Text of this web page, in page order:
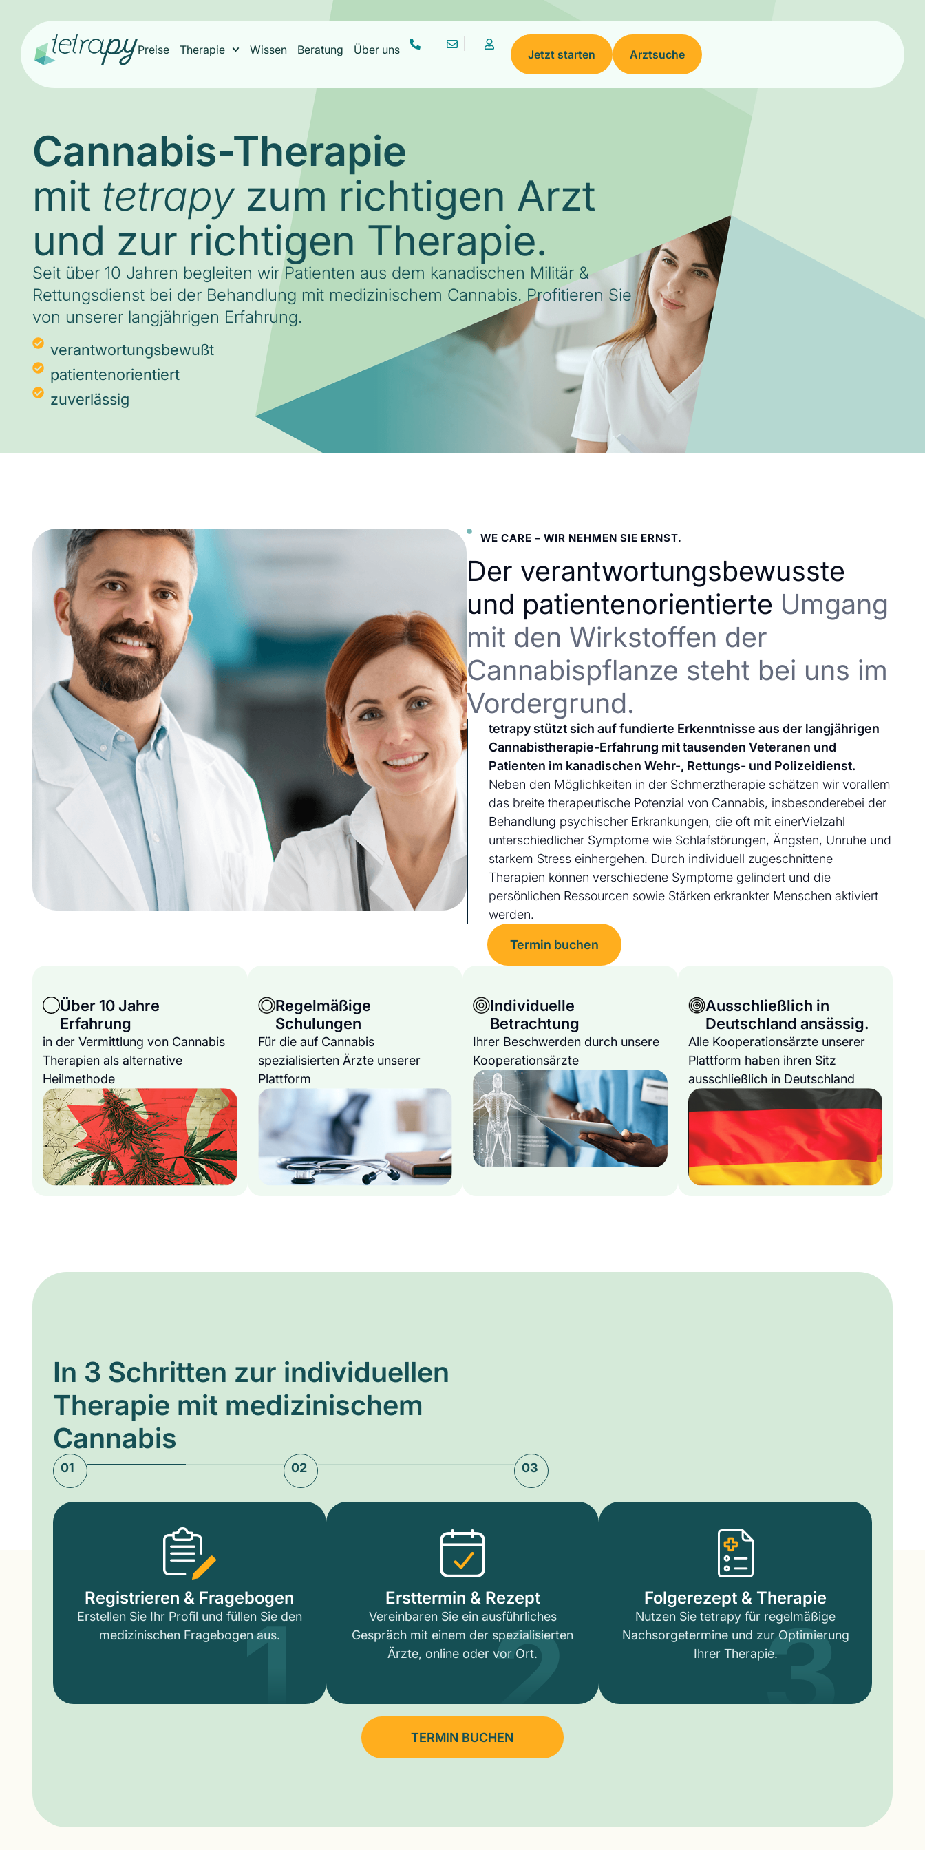
Preise Therapie Wissen Beratung Über uns Jetzt starten Arztsuche
Cannabis-Therapie
mit tetrapyzum richtigen Arzt
und zur richtigen Therapie.
Seit über 10 Jahren begleiten wir Patienten aus dem kanadischen Militär &
Rettungsdienst bei der Behandlung mit medizinischem Cannabis. Profitieren Sie
von unserer langjährigen Erfahrung.
verantwortungsbewußt
patientenorientiert
zuverlässig
WE CARE – WIR NEHMEN SIE ERNST.
Der verantwortungsbewusste
und patientenorientierte Umgang
mit den Wirkstoffen der
Cannabispflanze steht bei uns im
Vordergrund.
tetrapy stützt sich auf fundierte Erkenntnisse aus der langjährigen
Cannabistherapie-Erfahrung mit tausenden Veteranen und
Patienten im kanadischen Wehr-, Rettungs- und Polizeidienst.
Neben den Möglichkeiten in der Schmerztherapie schätzen wir vorallem
das breite therapeutische Potenzial von Cannabis, insbesonderebei der
Behandlung psychischer Erkrankungen, die oft mit einerVielzahl
unterschiedlicher Symptome wie Schlafstörungen, Ängsten, Unruhe und
starkem Stress einhergehen. Durch individuell zugeschnittene
Therapien können verschiedene Symptome gelindert und die
persönlichen Ressourcen sowie Stärken erkrankter Menschen aktiviert
werden.
Termin buchen
Über 10 Jahre
Erfahrung
in der Vermittlung von Cannabis
Therapien als alternative
Heilmethode
Regelmäßige
Schulungen
Für die auf Cannabis
spezialisierten Ärzte unserer
Plattform
Individuelle
Betrachtung
Ihrer Beschwerden durch unsere
Kooperationsärzte
Ausschließlich in
Deutschland ansässig.
Alle Kooperationsärzte unserer
Plattform haben ihren Sitz
ausschließlich in Deutschland
In 3 Schritten zur individuellen
Therapie mit medizinischem
Cannabis
01 02 03
Registrieren & Fragebogen
Erstellen Sie Ihr Profil und füllen Sie den
medizinischen Fragebogen aus.
1 Ersttermin & Rezept
Vereinbaren Sie ein ausführliches
Gespräch mit einem der spezialisierten
Ärzte, online oder vor Ort.
2 Folgerezept & Therapie
Nutzen Sie tetrapy für regelmäßige
Nachsorgetermine und zur Optimierung
Ihrer Therapie.3
TERMIN BUCHEN